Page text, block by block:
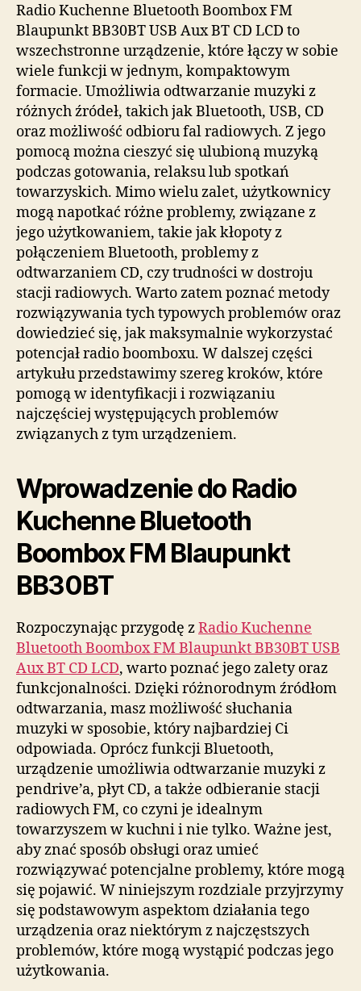
Radio Kuchenne Bluetooth Boombox FM
Blaupunkt BB30BT USB Aux BT CD LCD to
wszechstronne urządzenie, które łączy w sobie
wiele funkcji w jednym, kompaktowym
formacie. Umożliwia odtwarzanie muzyki z
różnych źródeł, takich jak Bluetooth, USB, CD
oraz możliwość odbioru fal radiowych. Z jego
pomocą można cieszyć się ulubioną muzyką
podczas gotowania, relaksu lub spotkań
towarzyskich. Mimo wielu zalet, użytkownicy
mogą napotkać różne problemy, związane z
jego użytkowaniem, takie jak kłopoty z
połączeniem Bluetooth, problemy z
odtwarzaniem CD, czy trudności w dostroju
stacji radiowych. Warto zatem poznać metody
rozwiązywania tych typowych problemów oraz
dowiedzieć się, jak maksymalnie wykorzystać
potencjał radio boomboxu. W dalszej części
artykułu przedstawimy szereg kroków, które
pomogą w identyfikacji i rozwiązaniu
najczęściej występujących problemów
związanych z tym urządzeniem.
Wprowadzenie do Radio
Kuchenne Bluetooth
Boombox FM Blaupunkt
BB30BT
Rozpoczynając przygodę zRadio Kuchenne
Bluetooth Boombox FM Blaupunkt BB30BT USB
Aux BT CD LCD, warto poznać jego zalety oraz
funkcjonalności. Dzięki różnorodnym źródłom
odtwarzania, masz możliwość słuchania
muzyki w sposobie, który najbardziej Ci
odpowiada. Oprócz funkcji Bluetooth,
urządzenie umożliwia odtwarzanie muzyki z
pendrive’a, płyt CD, a także odbieranie stacji
radiowych FM, co czyni je idealnym
towarzyszem w kuchni i nie tylko. Ważne jest,
aby znać sposób obsługi oraz umieć
rozwiązywać potencjalne problemy, które mogą
się pojawić. W niniejszym rozdziale przyjrzymy
się podstawowym aspektom działania tego
urządzenia oraz niektórym z najczęstszych
problemów, które mogą wystąpić podczas jego
użytkowania.